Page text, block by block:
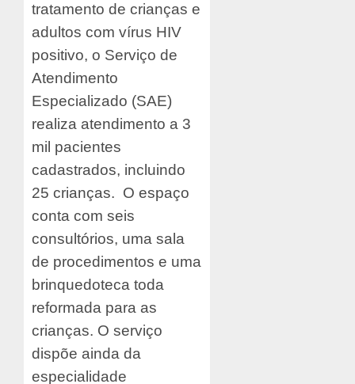
tratamento de crianças e
adultos com vírus HIV
positivo, o Serviço de
Atendimento
Especializado (SAE)
realiza atendimento a 3
mil pacientes
cadastrados, incluindo
25 crianças. O espaço
conta com seis
consultórios, uma sala
de procedimentos e uma
brinquedoteca toda
reformada para as
crianças. O serviço
dispõe ainda da
especialidade